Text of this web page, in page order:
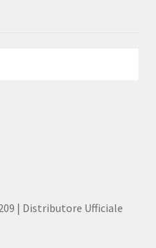
| Distributore Ufficiale